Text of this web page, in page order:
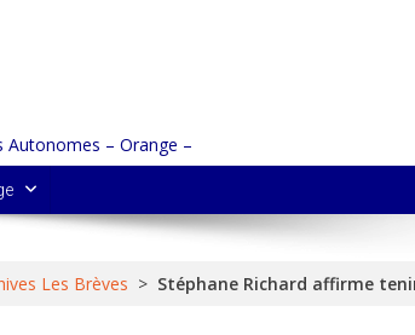
Autonomes – Orange –
Les Brèves > Stéphane Richard affirme